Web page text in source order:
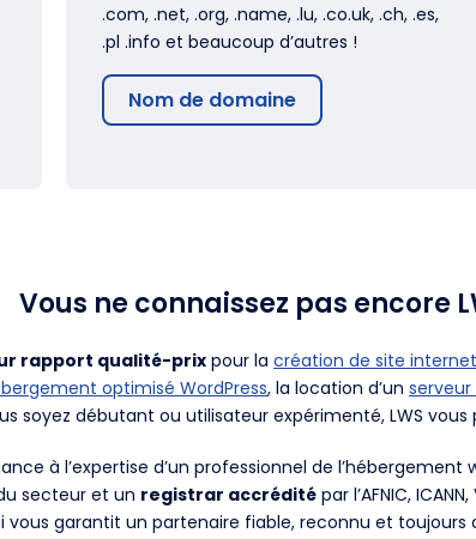
.com, .net, .org, .name, .lu, .co.uk, .ch, .es,
.pl .info et beaucoup d’autres !
Nom de domaine
Vous ne connaissez pas encore
rapport qualité-prix pour la création de site internet
optimisé WordPress, la location d’un serveur
soyez débutant ou utilisateur expérimenté, LWS
à l’expertise d’un professionnel de
secteur et un registrar accrédité par l’AFNIC,
vous garantit un partenaire fiable, reconnu et toujours